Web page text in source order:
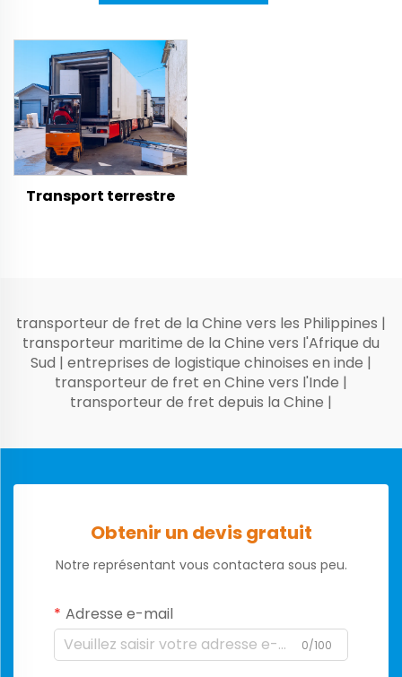
Transport terrestre
transporteur de fret de la Chine vers les Philippines |
transporteur maritime de la Chine vers l'Afrique du
Sud | entreprises de logistique chinoises en inde |
transporteur de fret en Chine vers l'Inde |
transporteur de fret depuis la Chine |
Obtenir un devis gratuit
Notre représentant vous contactera sous peu.
Adresse e-mail
0/100